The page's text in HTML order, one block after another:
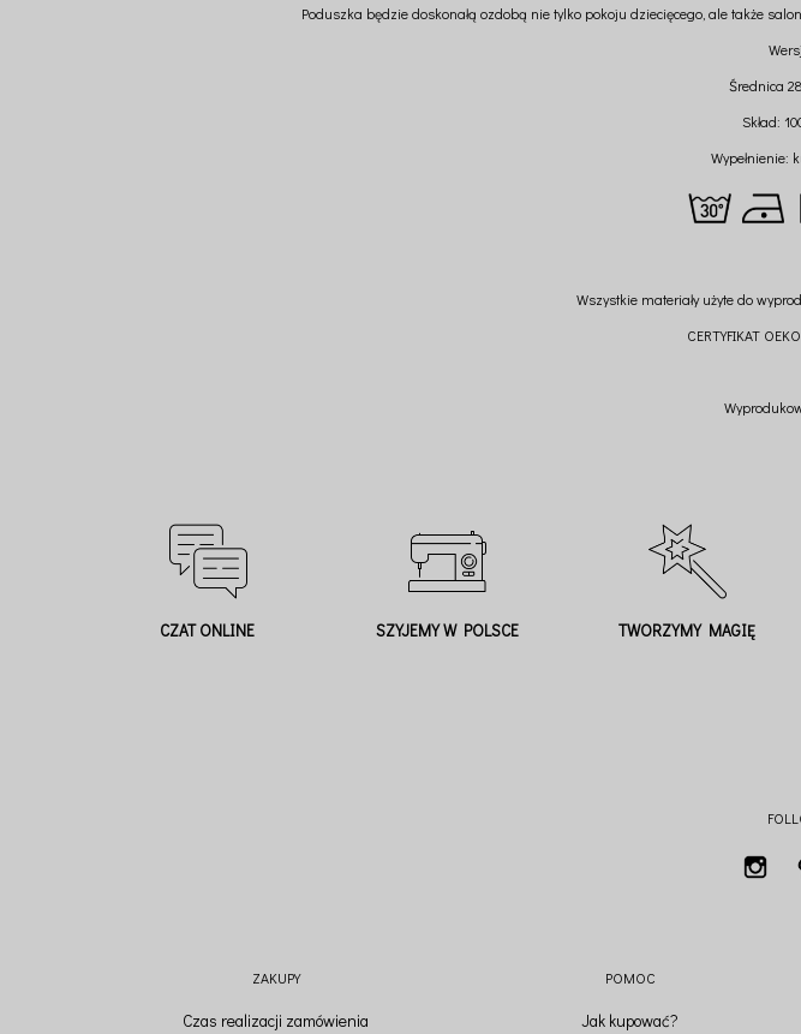
Poduszka będzie doskonałą ozdobą nie tylko pokoju dziecięcego, ale także
Średnica
Skład:
Wypełnienie:
Wszystkie materiały użyte do
CERTYFIKAT
CZAT ONLINE SZYJEMY W POLSCE TWORZYMY MAGIĘ
ZAKUPY
Czas realizacji zamówienia
POMOC
Jak kupować?